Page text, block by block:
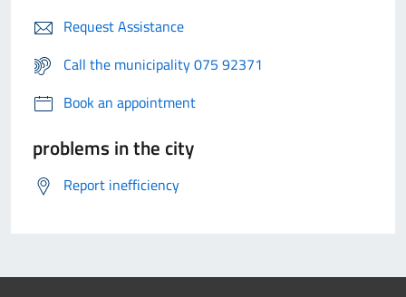
Request Assistance
Call the municipality 075 92371
Book an appointment
problems in the city
Report inefficiency